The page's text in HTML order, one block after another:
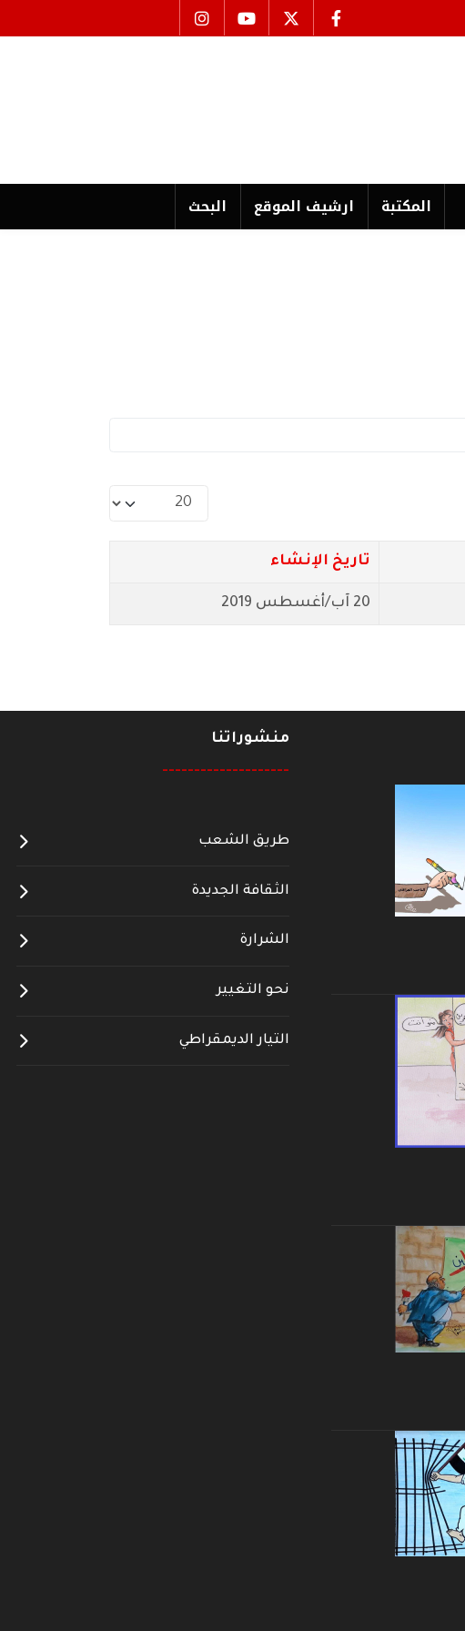
المكتبة ارشیف الموقع البحث
عدد الإظهارات:
تاريخ الإنشاء
20 آب/أغسطس 2019
منشوراتنا
--------------------
طريق الشعب
الثقافة الجديدة
الشرارة
نحو التغيير
التيار الديمقراطي